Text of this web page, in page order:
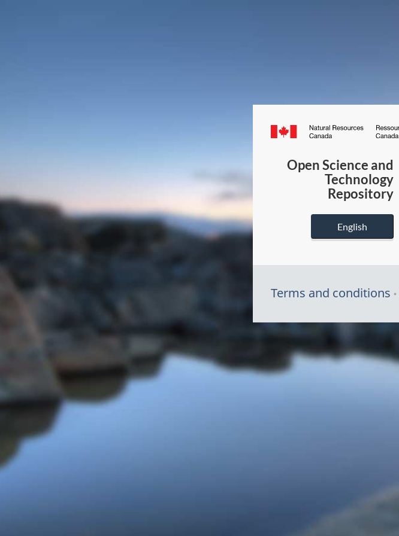
Canada.ca
Open Science and
Technology
Repository
English
Terms and conditions